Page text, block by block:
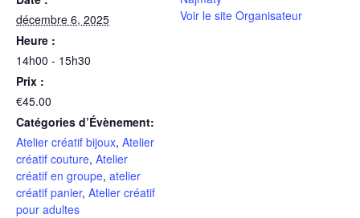
décembre 6, 2025
Heure :
14h00 - 15h30
Prix :
€45.00
Catégories d’Évènement:
Atelier créatif bijoux, Atelier
créatif couture, Atelier
créatif en groupe, atelier
créatif panier, Atelier créatif
pour adultes
Voir le site Organisateur